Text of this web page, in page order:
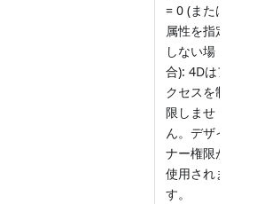
= 0 (または
属性を指定
しない場
合): 4Dはア
クセスを制
限しませ
ん。デザイ
ナー権限が
使用されま
す。